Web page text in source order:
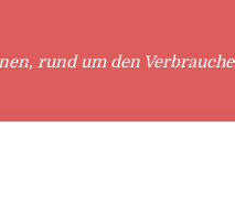
rund um den